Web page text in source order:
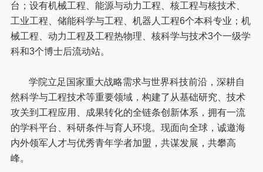
台；设有机械工程、能源与动力工程、核工程与核技术、
工业工程、储能科学与工程、机器人工程6个本科专业；机
械工程、动力工程及工程热物理、核科学与技术3个一级学
科和3个博士后流动站。
学院立足国家重大战略需求与世界科技前沿，深耕自
然科学与工程技术等重要领域，构建了从基础研究、技术
攻关到工程应用、成果转化的全链条创新体系，拥有一流
的学科平台、科研条件与育人环境。现面向全球，诚邀海
内外领军人才与优秀青年学者加盟，共谋发展，共攀高
峰。